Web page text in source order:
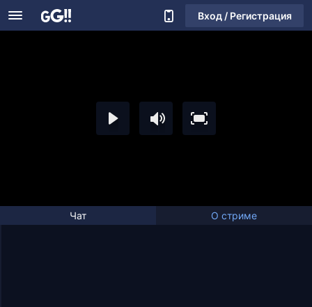
Вход / Регистрация
Чат О стриме